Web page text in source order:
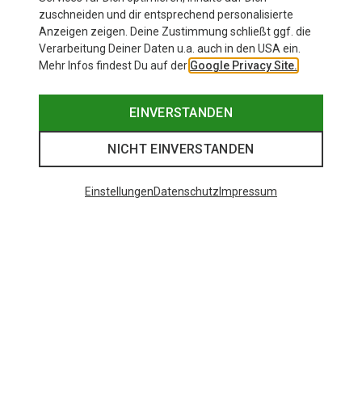
zuschneiden und dir entsprechend personalisierte
Anzeigen zeigen. Deine Zustimmung schließt ggf. die
Verarbeitung Deiner Daten u.a. auch in den USA ein.
Mehr Infos findest Du auf der Google Privacy Site.
EINVERSTANDEN
NICHT EINVERSTANDEN
EinstellungenDatenschutz Impressum